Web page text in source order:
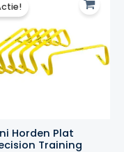
Horden Plat
Training